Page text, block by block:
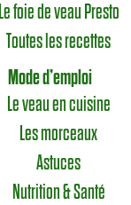
Le foie de veau Presto
Toutes les recettes
Mode d’emploi
Le veau en cuisine
Les morceaux
Astuces
Nutrition & Santé